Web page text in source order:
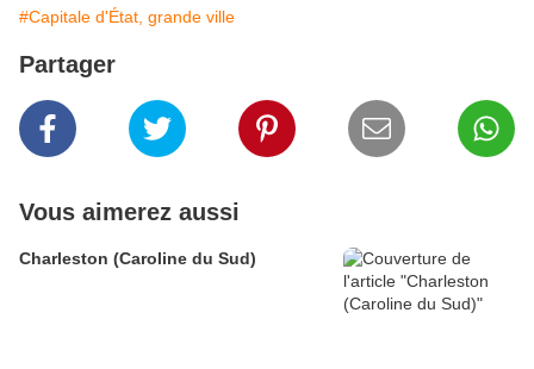
#Capitale d'État, grande ville
Partager
Vous aimerez aussi
Charleston (Caroline du Sud)